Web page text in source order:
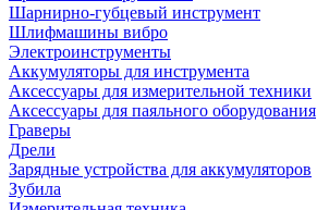
Шарнирно-губцевый инструмент
Шлифмашины вибро
Электроинструменты
Аккумуляторы для инструмента
Аксессуары для измерительной техники
Аксессуары для паяльного оборудования
Граверы
Дрели
Зарядные устройства для аккумуляторов
Зубила